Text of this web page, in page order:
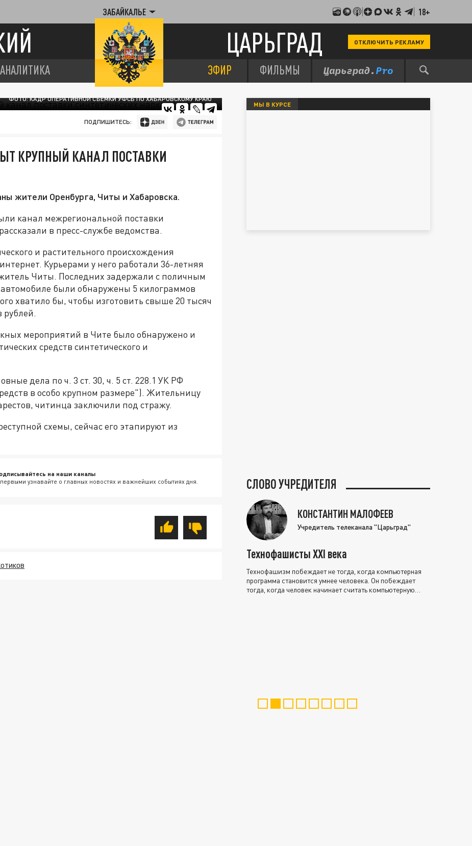
ЗАБАЙКАЛЬЕ 18+
ЦАРЬГРАД ОТКЛЮЧИТЬ РЕКЛАМУ
АНАЛИТИКА ЭФИР ФИЛЬМЫ
ФОТО: КАДР ОПЕРАТИВНОЙ СЪЕМКИ УФСБ ПО ХАБАРОВСКОМУ КРАЮ
ПОДПИШИТЕСЬ:
КРУПНЫЙ КАНАЛ ПОСТАВКИ
жители Оренбурга, Читы и Хабаровска.
канал межрегиональной поставки
в пресс-службе ведомства.
и растительного происхождения
Курьерами у него работали 36-летняя
Читы. Последних задержали с поличным
были обнаружены 5 килограммов
хватило бы, чтобы изготовить свыше 20 тысяч
рублей.
мероприятий в Чите было обнаружено и
средств синтетического и
дела по ч. 3 ст. 30, ч. 5 ст. 228.1 УК РФ
в особо крупном размере"). Жительницу
читинца заключили под стражу.
схемы, сейчас его этапируют из
на наши каналы
узнавайте о главных новостях и важнейших событиях дня.
МЫ В КУРСЕ
СЛОВО УЧРЕДИТЕЛЯ
КОНСТАНТИН МАЛОФЕЕВ
Учредитель телеканала "Царьград"
Технофашисты XXI века
Технофашизм побеждает не тогда, когда компьютерная
программа становится умнее человека. Он побеждает
тогда, когда человек начинает считать компьютерную